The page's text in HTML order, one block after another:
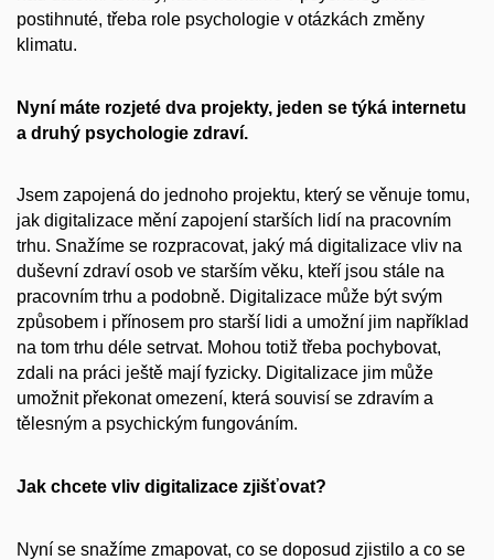
postihnuté, třeba role psychologie v otázkách změny
klimatu.
Nyní máte rozjeté dva projekty, jeden se týká internetu
a druhý psychologie zdraví.
Jsem zapojená do jednoho projektu, který se věnuje tomu,
jak digitalizace mění zapojení starších lidí na pracovním
trhu. Snažíme se rozpracovat, jaký má digitalizace vliv na
duševní zdraví osob ve starším věku, kteří jsou stále na
pracovním trhu a podobně. Digitalizace může být svým
způsobem i přínosem pro starší lidi a umožní jim například
na tom trhu déle setrvat. Mohou totiž třeba pochybovat,
zdali na práci ještě mají fyzicky. Digitalizace jim může
umožnit překonat omezení, která souvisí se zdravím a
tělesným a psychickým fungováním.
Jak chcete vliv digitalizace zjišťovat?
Nyní se snažíme zmapovat, co se doposud zjistilo a co se